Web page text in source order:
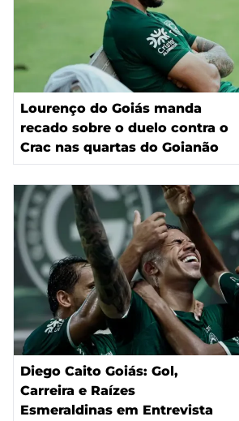
Lourenço do Goiás manda
recado sobre o duelo contra o
Crac nas quartas do Goianão
Diego Caito Goiás: Gol,
Carreira e Raízes
Esmeraldinas em Entrevista